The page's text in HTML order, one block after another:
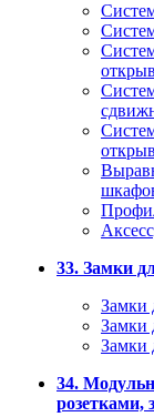
33. Замки
Замки
Замки
Замки
34.
розетками,